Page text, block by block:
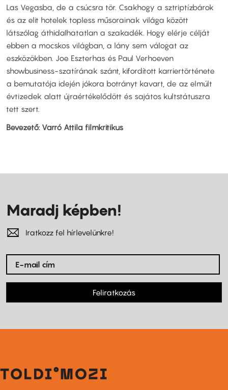
Las Vegasba, de a csúcsra tör. Csakhogy a sztriptízbárok
és az elit hotelek topless műsorainak világa között
látszólag áthidalhatatlan a szakadék. Hogy elérje célját
ebben a mocskos világban, a lány sem válogat az
eszközökben. Joe Eszterhas és Paul Verhoeven
showbusiness-szatírának szánt, kifordított karriertörténete
a bemutatója idején jókora botrányt kavart, de az elmúlt
évtizedek alatt újraértékelődött és sajátos kultstátuszra
tett szert.
Bevezető: Varró Attila filmkritikus
Maradj képben!
Iratkozz fel hírlevelünkre!
Feliratkozás